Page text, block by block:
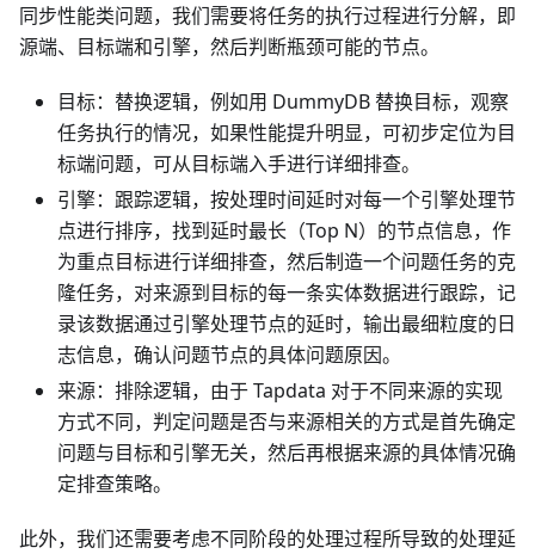
同步性能类问题，我们需要将任务的执行过程进行分解，即
源端、目标端和引擎，然后判断瓶颈可能的节点。
目标：替换逻辑，例如用 DummyDB 替换目标，观察
任务执行的情况，如果性能提升明显，可初步定位为目
标端问题，可从目标端入手进行详细排查。
引擎：跟踪逻辑，按处理时间延时对每一个引擎处理节
点进行排序，找到延时最长（Top N）的节点信息，作
为重点目标进行详细排查，然后制造一个问题任务的克
隆任务，对来源到目标的每一条实体数据进行跟踪，记
录该数据通过引擎处理节点的延时，输出最细粒度的日
志信息，确认问题节点的具体问题原因。
来源：排除逻辑，由于 Tapdata 对于不同来源的实现
方式不同，判定问题是否与来源相关的方式是首先确定
问题与目标和引擎无关，然后再根据来源的具体情况确
定排查策略。
此外，我们还需要考虑不同阶段的处理过程所导致的处理延